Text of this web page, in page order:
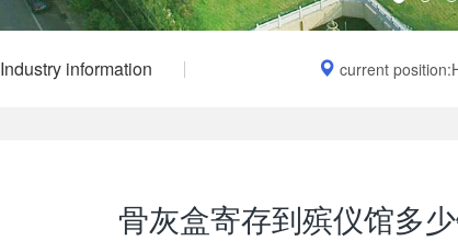
Industry information current position:
骨灰盒寄存到殡仪馆多